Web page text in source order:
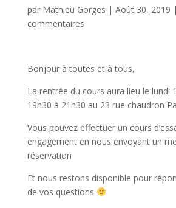
par Mathieu Gorges | Août 30, 2019 |
commentaires
Bonjour à toutes et à tous,
La rentrée du cours aura lieu le lundi
19h30 à 21h30 au 23 rue chaudron
Vous pouvez effectuer un cours
engagement en nous envoyant un
réservation
Et nous restons disponible pour
de vos questions